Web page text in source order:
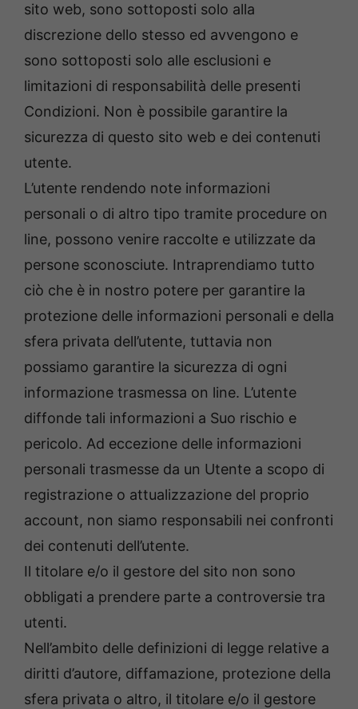
sito web, sono sottoposti solo alla
discrezione dello stesso ed avvengono e
sono sottoposti solo alle esclusioni e
limitazioni di responsabilità delle presenti
Condizioni. Non è possibile garantire la
sicurezza di questo sito web e dei contenuti
utente.
L’utente rendendo note informazioni
personali o di altro tipo tramite procedure on
line, possono venire raccolte e utilizzate da
persone sconosciute. Intraprendiamo tutto
ciò che è in nostro potere per garantire la
protezione delle informazioni personali e della
sfera privata dell’utente, tuttavia non
possiamo garantire la sicurezza di ogni
informazione trasmessa on line. L’utente
diffonde tali informazioni a Suo rischio e
pericolo. Ad eccezione delle informazioni
personali trasmesse da un Utente a scopo di
registrazione o attualizzazione del proprio
account, non siamo responsabili nei confronti
dei contenuti dell’utente.
Il titolare e/o il gestore del sito non sono
obbligati a prendere parte a controversie tra
utenti.
Nell’ambito delle definizioni di legge relative a
diritti d’autore, diffamazione, protezione della
sfera privata o altro, il titolare e/o il gestore